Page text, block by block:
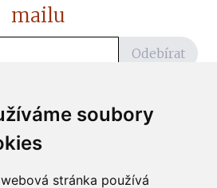
soubory
stránka používá
mailu
Odebírat
důležitých zpráv ze ČtiDoma.cz do mé e-